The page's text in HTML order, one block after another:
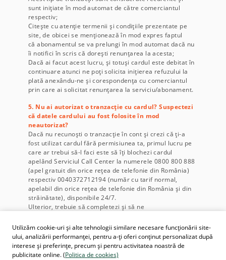
Utilizăm cookie-uri și alte tehnologii similare necesare funcționării site-
ului, analizării performanței, pentru a-ți oferi conținut personalizat după
interese și preferințe, precum și pentru activitatea noastră de
publicitate online. (Politica de cookies)
sunt inițiate în mod automat de către comerciantul
respectiv;
Citește cu atenție termenii și condițiile prezentate pe
site, de obicei se menționează în mod expres faptul
că abonamentul se va prelungi în mod automat dacă nu
îi notifici în scris că dorești renunțarea la acesta;
Dacă ai facut acest lucru, și totuși cardul este debitat în
continuare atunci ne poți solicita inițierea refuzului la
plată anexându-ne și corespondența cu comerciantul
prin care ai solicitat renunțarea la serviciu/abonament.
5. Nu ai autorizat o tranzacție cu cardul? Suspectezi
că datele cardului au fost folosite în mod
neautorizat?
Dacă nu recunoști o tranzacție în cont și crezi că ți-a
fost utilizat cardul fără permisiunea ta, primul lucru pe
care ar trebui să-l faci este să îți blochezi cardul
apelând Serviciul Call Center la numerele 0800 800 888
(apel gratuit din orice rețea de telefonie din România)
respectiv 0040372712194 (număr cu tarif normal,
apelabil din orice rețea de telefonie din România și din
străinătate), disponibile 24/7.
Ulterior, trebuie să completezi și să ne
Center fie prin sucursală) împreună cu dovada sesizării
organelor de urmărire penală.